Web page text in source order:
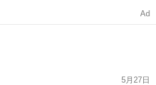
Ad
5月27日